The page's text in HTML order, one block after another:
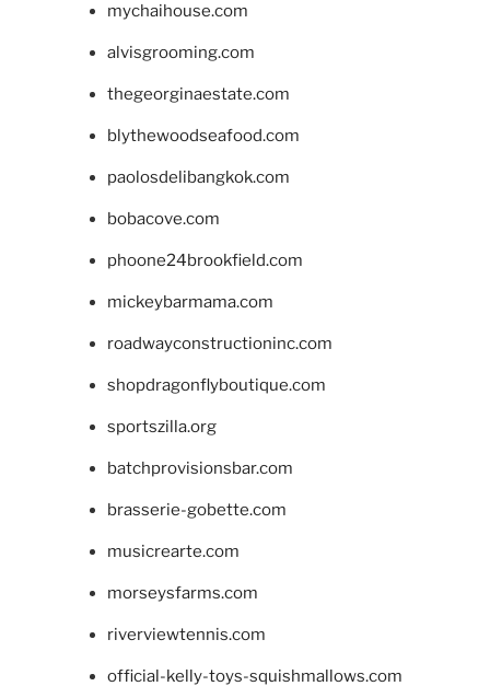
mychaihouse.com
alvisgrooming.com
thegeorginaestate.com
blythewoodseafood.com
paolosdelibangkok.com
bobacove.com
phoone24brookfield.com
mickeybarmama.com
roadwayconstructioninc.com
shopdragonflyboutique.com
sportszilla.org
batchprovisionsbar.com
brasserie-gobette.com
musicrearte.com
morseysfarms.com
riverviewtennis.com
official-kelly-toys-squishmallows.com